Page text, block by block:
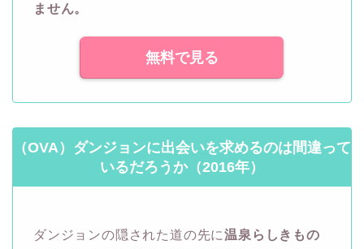
ません。
無料で見る
（OVA）ダンジョンに出会いを求めるのは間違って
いるだろうか（2016年）
ダンジョンの隠された道の先に温泉らしきもの